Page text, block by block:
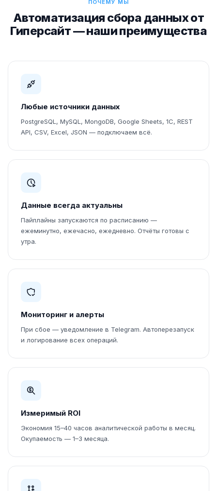
ПОЧЕМУ МЫ
Автоматизация сбора данных от
Гиперсайт — наши преимущества
Любые источники данных
PostgreSQL, MySQL, MongoDB, Google Sheets, 1С, REST
API, CSV, Excel, JSON — подключаем всё.
Данные всегда актуальны
Пайплайны запускаются по расписанию —
ежеминутно, ежечасно, ежедневно. Отчёты готовы с
утра.
Мониторинг и алерты
При сбое — уведомление в Telegram. Автоперезапуск
и логирование всех операций.
Измеримый ROI
Экономия 15–40 часов аналитической работы в месяц.
Окупаемость — 1–3 месяца.